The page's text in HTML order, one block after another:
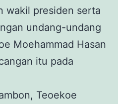
wakil presiden serta
undang-undang
Moehammad Hasan
itu pada
Teoekoe